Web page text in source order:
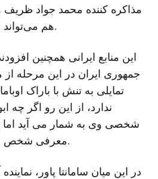
مذاکره کننده محمد جواد ظریف
هم می‌تواند در این بین مطرح شود.
این منابع ایرانی همچنین
جمهوری ایران در این مرحله
تمایلی به تنش با باراک
ندارد، از این رو اگر چه
شخصی وی به شمار می آید اما
معرفی شخص دیگری به جای او است.
در این میان سامانتا پاور،